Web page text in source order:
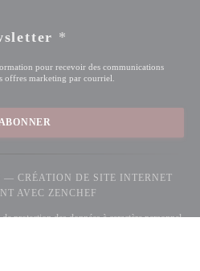
*
pour recevoir des communications
offres marketing par courriel.
CRÉATION DE SITE INTERNET
AVEC ZENCHEF
fenêtre))fenêtre))
protection des données à caractère personnel